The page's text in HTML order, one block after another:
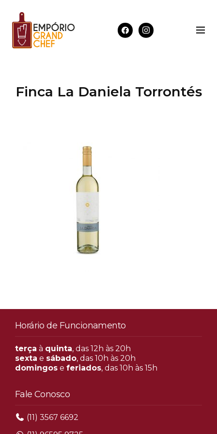
Finca La Daniela Torrontés
Horário de Funcionamento
terça à quinta, das 12h às 20h
sexta e sábado, das 10h às 20h
domingose feriados, das 10h às 15h
Fale Conosco
(11) 3567 6692